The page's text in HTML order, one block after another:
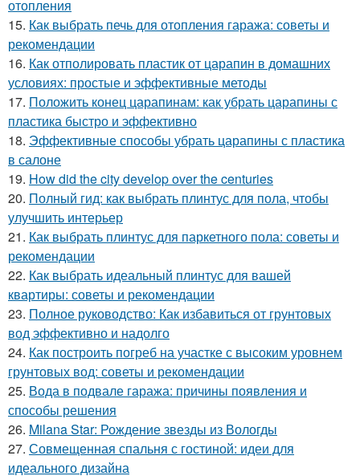
отопления
15. Как выбрать печь для отопления гаража: советы и
рекомендации
16. Как отполировать пластик от царапин в домашних
условиях: простые и эффективные методы
17. Положить конец царапинам: как убрать царапины с
пластика быстро и эффективно
18. Эффективные способы убрать царапины с пластика
в салоне
19. How did the city develop over the centuries
20. Полный гид: как выбрать плинтус для пола, чтобы
улучшить интерьер
21. Как выбрать плинтус для паркетного пола: советы и
рекомендации
22. Как выбрать идеальный плинтус для вашей
квартиры: советы и рекомендации
23. Полное руководство: Как избавиться от грунтовых
вод эффективно и надолго
24. Как построить погреб на участке с высоким уровнем
грунтовых вод: советы и рекомендации
25. Вода в подвале гаража: причины появления и
способы решения
26. Milana Star: Рождение звезды из Вологды
27. Совмещенная спальня с гостиной: идеи для
идеального дизайна